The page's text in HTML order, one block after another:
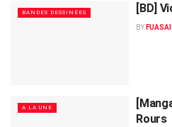
BANDES DESSINÉES [BD]
BY
A LA UNE
Rours